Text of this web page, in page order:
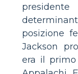
posizione
Jackson
era il primo